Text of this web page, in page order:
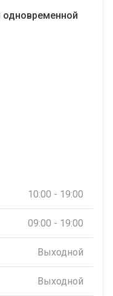
10:00 - 19:00
09:00 - 19:00
Выходной
Выходной